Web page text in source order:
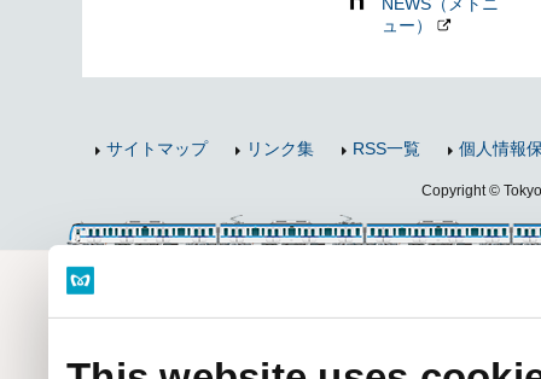
NEWS（メトニ
ュー）
サイトマップ リンク集 RSS一覧 個人情報
Copyright ©